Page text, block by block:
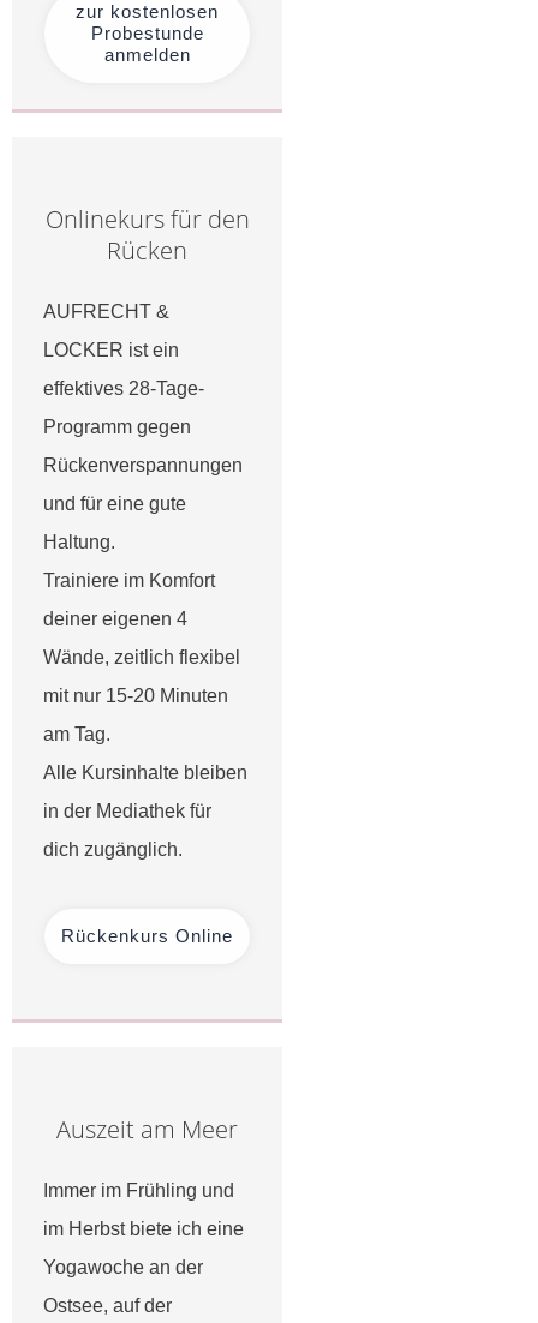
zur kostenlosen
Probestunde
anmelden
Onlinekurs für den
Rücken
AUFRECHT &
LOCKER ist ein
effektives 28-Tage-
Programm gegen
Rückenverspannungen
und für eine gute
Haltung.
Trainiere im Komfort
deiner eigenen 4
Wände, zeitlich flexibel
mit nur 15-20 Minuten
am Tag.
Alle Kursinhalte bleiben
in der Mediathek für
dich zugänglich.
Rückenkurs Online
Auszeit am Meer
Immer im Frühling und
im Herbst biete ich eine
Yogawoche an der
Ostsee, auf der